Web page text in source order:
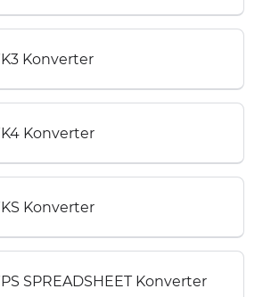
Konverter
Konverter
Konverter
SPREADSHEET Konverter